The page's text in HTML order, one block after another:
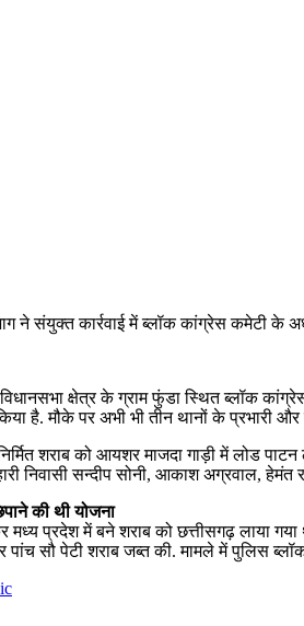
ने संयुक्त कार्रवाई में ब्लॉक कांग्रेस कमेटी के
क्षेत्र के ग्राम फुंडा स्थित ब्लॉक
है. मौके पर अभी भी तीन थानों के प्रभारी
शराब को आयशर माजदा गाड़ी में लोड
निवासी सन्दीप सोनी, आकाश अग्रवाल,
की थी योजना
मध्य प्रदेश में बने शराब को छत्तीसगढ़ लाया
सौ पेटी शराब जब्त की. मामले में पुलिस